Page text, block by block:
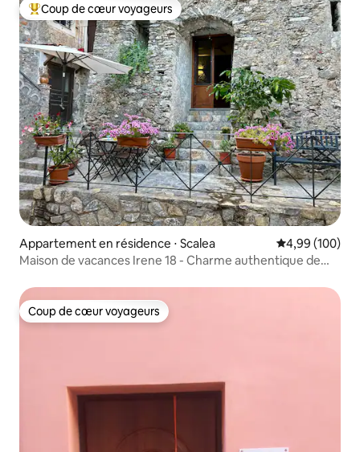
Coups de cœur voyageurs les plus appréciés
Coup de cœur voyageurs
Appartement en résidence ⋅ Scalea Évaluation
4,99 (100)
Maison de vacances Irene 18 - Charme authentique de
Coup de cœur voyageurs
Coup de cœur voyageurs